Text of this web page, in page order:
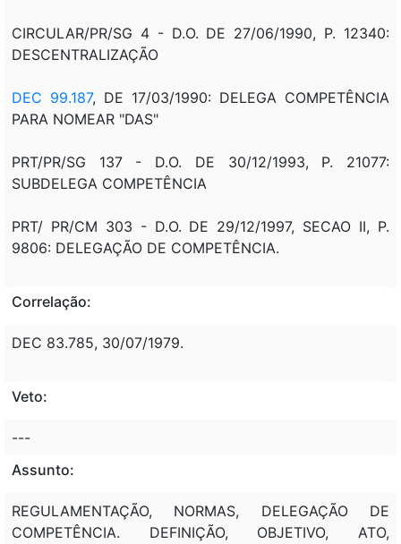
CIRCULAR/PR/SG 4 - D.O. DE 27/06/1990, P. 12340:
DESCENTRALIZAÇÃO
DEC 99.187, DE 17/03/1990: DELEGA COMPETÊNCIA
PARA NOMEAR "DAS"
PRT/PR/SG 137 - D.O. DE 30/12/1993, P. 21077:
SUBDELEGA COMPETÊNCIA
PRT/ PR/CM 303 - D.O. DE 29/12/1997, SECAO II, P.
9806: DELEGAÇÃO DE COMPETÊNCIA.
Correlação:
DEC 83.785, 30/07/1979.
Veto:
---
Assunto:
REGULAMENTAÇÃO, NORMAS, DELEGAÇÃO DE
COMPETÊNCIA. DEFINIÇÃO, OBJETIVO, ATO,